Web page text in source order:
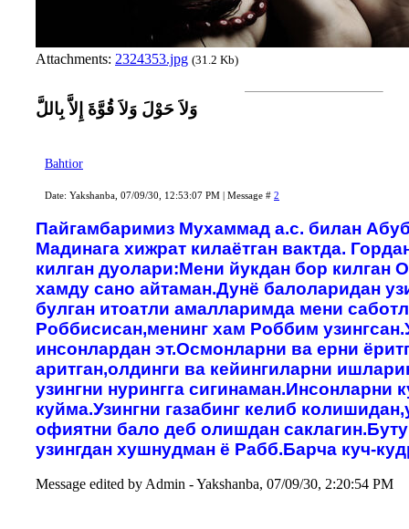
Attachments: 2324353.jpg (31.2 Kb)
وَلاَ حَوْلَ وَلاَ قُوَّةَ إِلاَّ بِاللَّ
Bahtior
Date: Yakshanba, 07/09/30, 12:53:07 PM | Message # 2
Пайгамбаримиз Мухаммад а.с. билан
Мадинага хижрат килаётган вактда.
килган дуолари:Мени йукдан бор килган
хамду сано айтаман.Дунё балоларидан
булган итоатли амалларимда мени
Роббисисан,менинг хам Роббим
инсонлардан эт.Осмонларни ва ерни
аритган,олдинги ва кейингиларни
узингни нурингга сигинаман.Инсонларни
куйма.Узингни газабинг келиб
офиятни бало деб олишдан
узингдан хушнудман ё Рабб.Барча куч-
Message edited by Admin -Yakshanba, 07/09/30, 2:20:54 PM